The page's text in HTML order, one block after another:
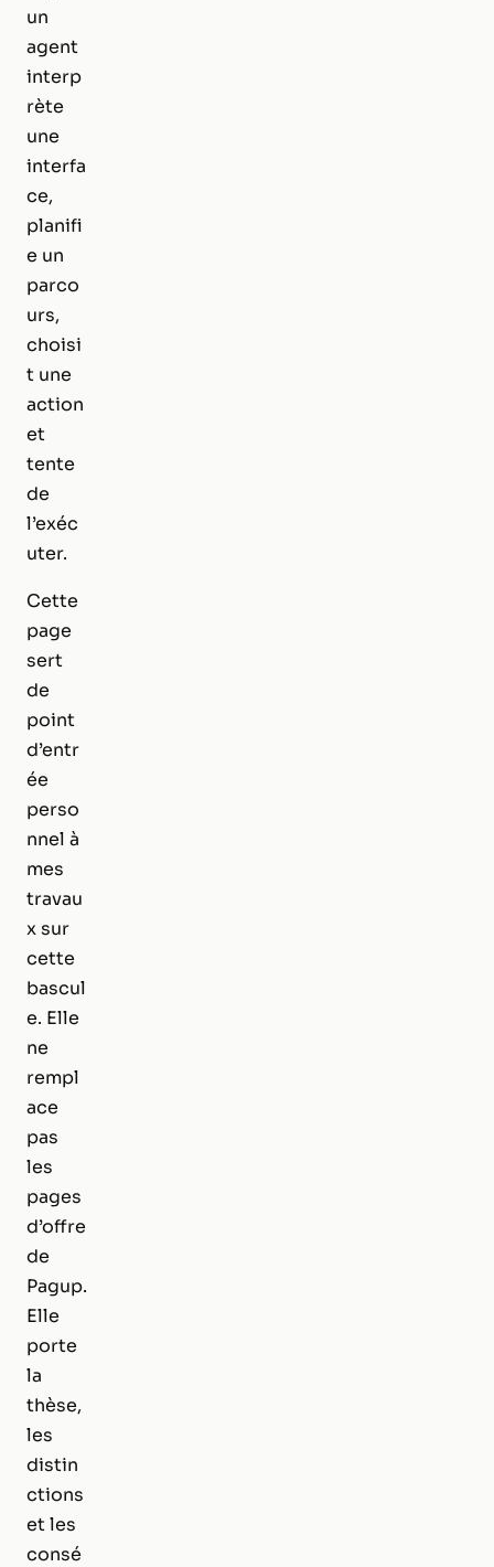
un
agent
interp
rète
une
interfa
ce,
planifi
e un
parco
urs,
choisi
t une
action
et
tente
de
l’exéc
uter.
Cette
page
sert
de
point
d’entr
ée
perso
nnel à
mes
travau
x sur
cette
bascul
e. Elle
ne
rempl
ace
pas
les
pages
d’offre
de
Pagup.
Elle
porte
la
thèse,
les
distin
ctions
et les
consé